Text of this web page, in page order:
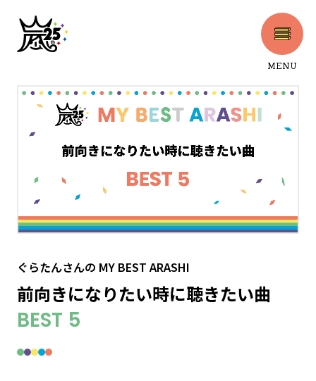
MENU
ぐらたんさんの MY BEST ARASHI
前向きになりたい時に聴きたい曲
BEST 5